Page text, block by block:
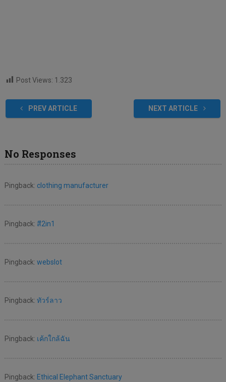
Post Views: 1.323
PREV ARTICLE NEXT ARTICLE
No Responses
Pingback: clothing manufacturer
Pingback: สี2in1
Pingback: webslot
Pingback: ทัวร์ลาว
Pingback: เค้กใกล้ฉัน
Pingback: Ethical Elephant Sanctuary